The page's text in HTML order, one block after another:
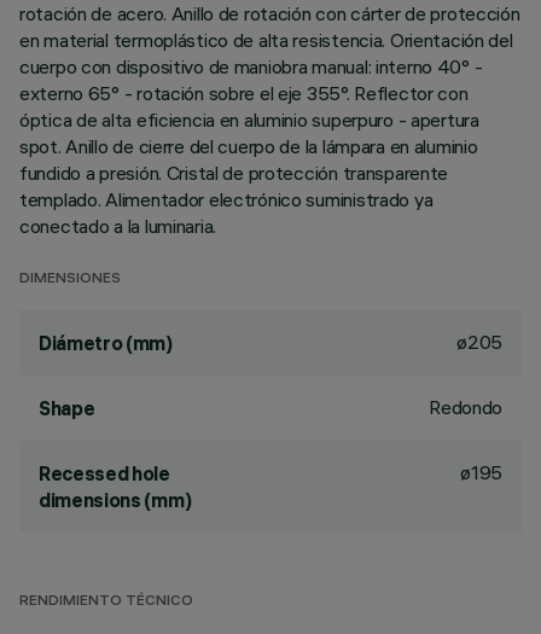
rotación de acero. Anillo de rotación con cárter de protección
en material termoplástico de alta resistencia. Orientación del
cuerpo con dispositivo de maniobra manual: interno 40° -
externo 65° - rotación sobre el eje 355°. Reflector con
óptica de alta eficiencia en aluminio superpuro - apertura
spot. Anillo de cierre del cuerpo de la lámpara en aluminio
fundido a presión. Cristal de protección transparente
templado. Alimentador electrónico suministrado ya
conectado a la luminaria.
DIMENSIONES
Diámetro (mm) ø205
Shape Redondo
Recessed hole
dimensions (mm)
ø195
RENDIMIENTO TÉCNICO